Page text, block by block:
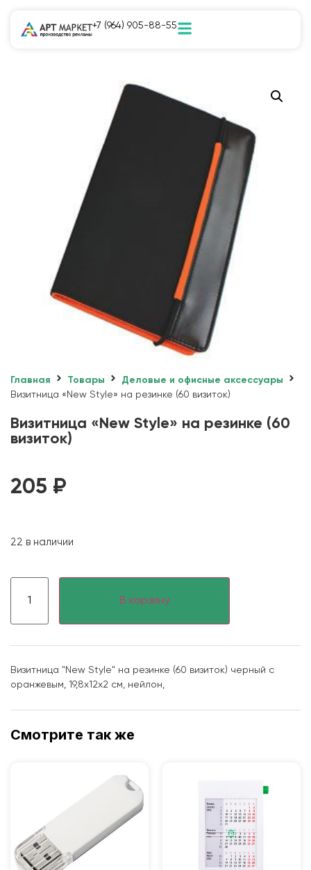
+7 (964) 905-88-55
Главная Товары
Деловые и офисные аксессуары
Визитница «New Style» на резинке (60 визиток)
Визитница «New Style» на резинке (60
визиток)
205 ₽
22 в наличии
В корзину
Визитница "New Style" на резинке (60 визиток) черный с
оранжевым, 19,8х12х2 см, нейлон,
Смотрите так же